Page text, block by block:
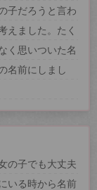
子だろうと言わ
えました。たく
く思いついた名
名前にしまし
の子でも大丈夫
いる時から名前